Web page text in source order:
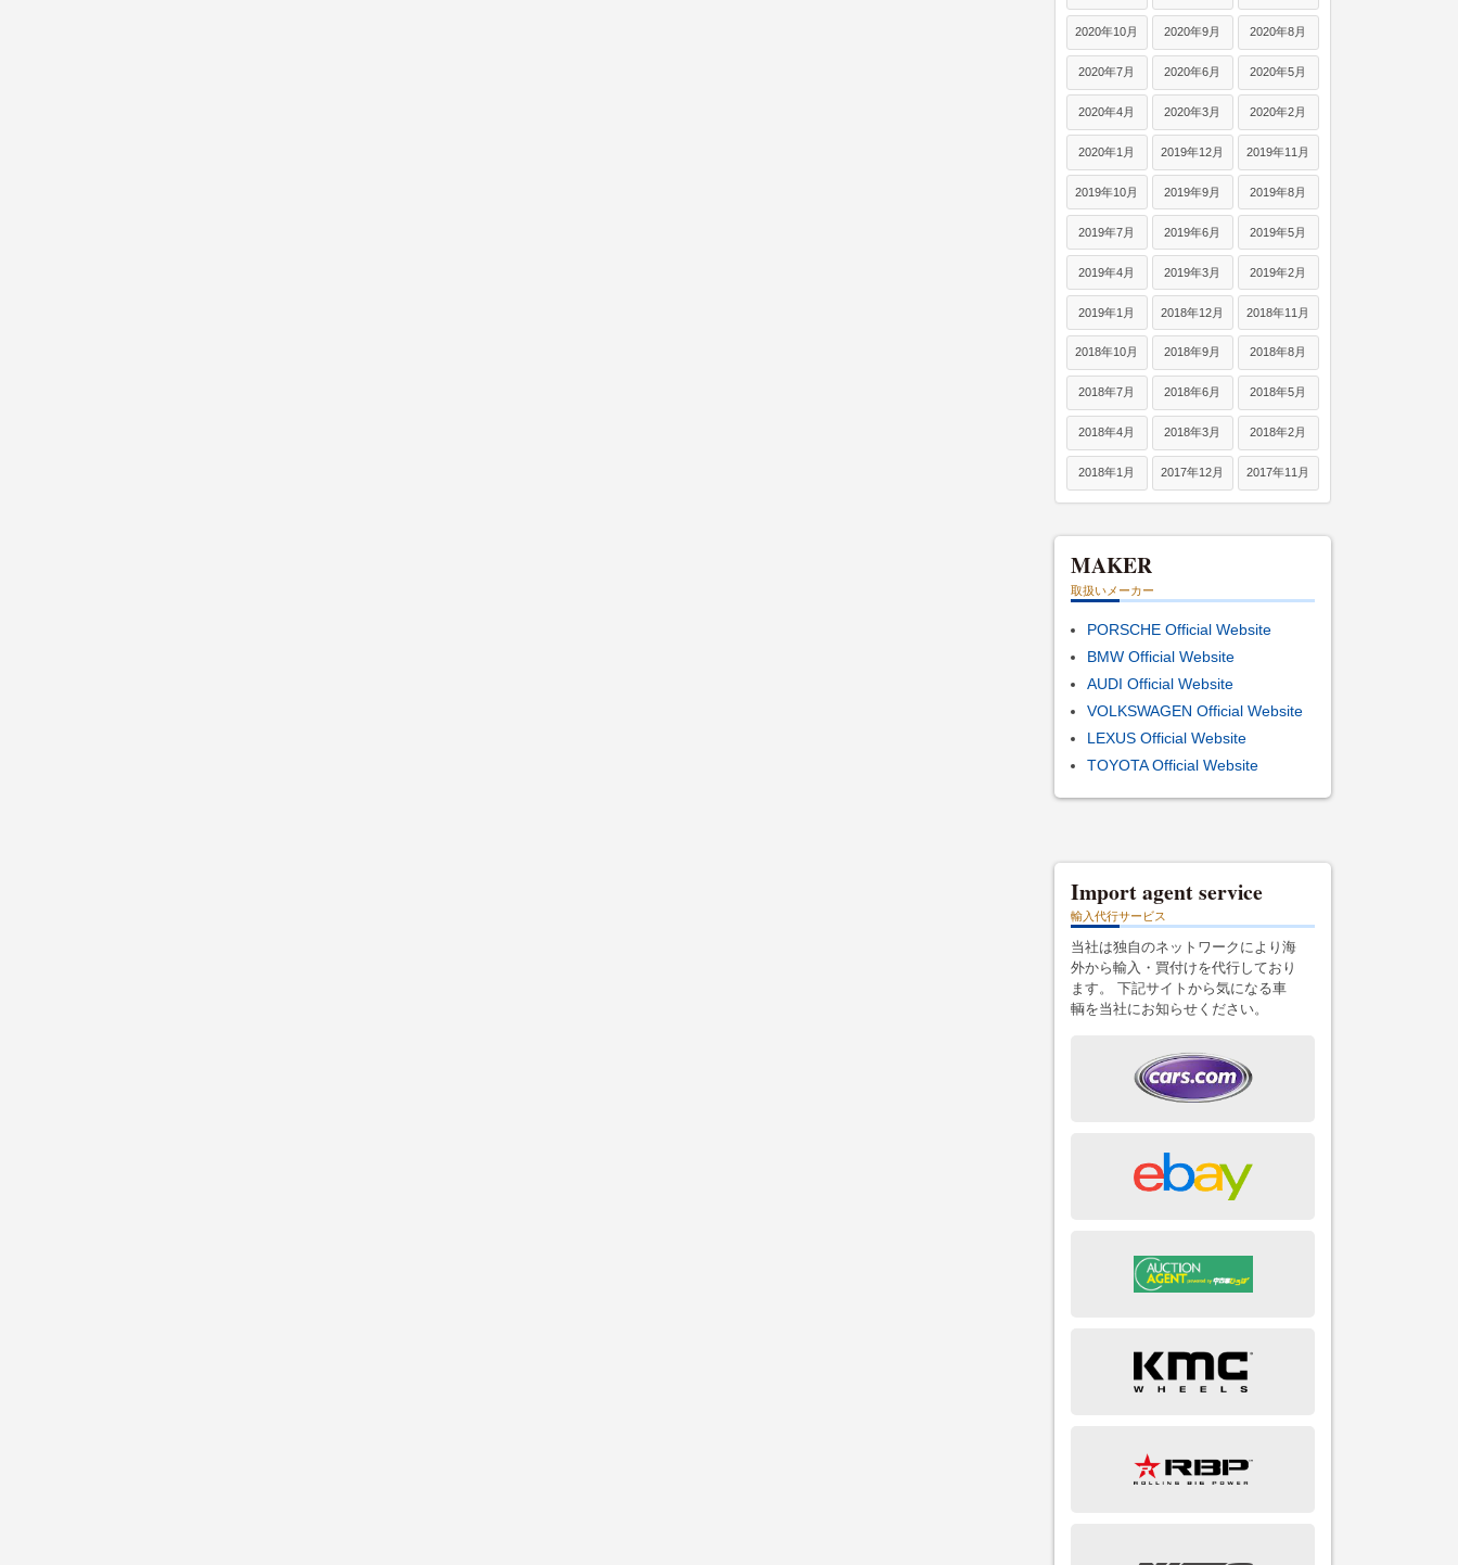
2020年10月 2020年9月 2020年8月
2020年7月 2020年6月 2020年5月
2020年4月 2020年3月 2020年2月
2020年1月 2019年12月 2019年11月
2019年10月 2019年9月 2019年8月
2019年7月 2019年6月 2019年5月
2019年4月 2019年3月 2019年2月
2019年1月 2018年12月 2018年11月
2018年10月 2018年9月 2018年8月
2018年7月 2018年6月 2018年5月
2018年4月 2018年3月 2018年2月
2018年1月 2017年12月 2017年11月
MAKER
取扱いメーカー
PORSCHE Official Website
BMW Official Website
AUDI Official Website
VOLKSWAGEN Official Website
LEXUS Official Website
TOYOTA Official Website
Import agent service
輸入代行サービス
当社は独自のネットワークにより海
外から輸入・買付けを代行しており
ます。 下記サイトから気になる車
輌を当社にお知らせください。